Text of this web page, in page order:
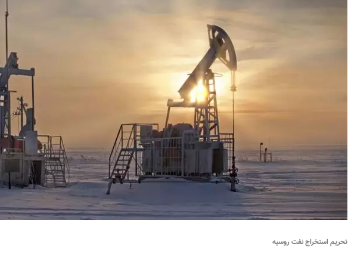
تحریم استخراج نفت روسیه